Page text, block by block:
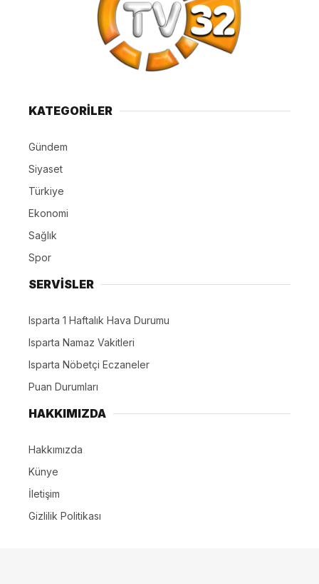
KATEGORİLER
Gündem
Siyaset
Türkiye
Ekonomi
Sağlık
Spor
SERVİSLER
Isparta 1 Haftalık Hava Durumu
Isparta Namaz Vakitleri
Isparta Nöbetçi Eczaneler
Puan Durumları
HAKKIMIZDA
Hakkımızda
Künye
İletişim
Gizlilik Politikası